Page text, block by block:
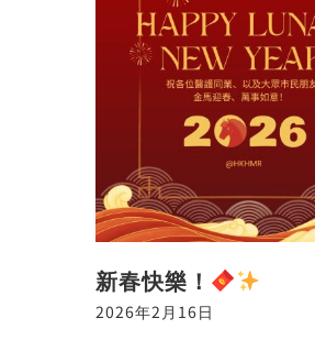
新春快樂！
2026年2月16日